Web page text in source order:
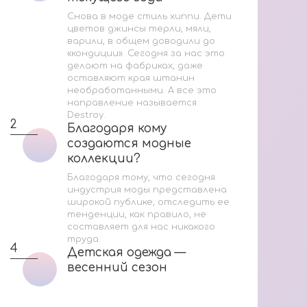
Снова в моде стиль хиппи. Дети
цветов джинсы терли, мяли,
варили, в общем доводили до
«кондиции». Сегодня за нас это
делают на фабриках, даже
оставляют края штанин
необработанными. А все это
направление называется
Destroy.
2
Благодаря кому
создаются модные
коллекции?
Благодаря кому
создаются модные
коллекции?
Благодаря тому, что сегодня
индустрия моды представлена
широкой публике, отследить ее
тенденции, как правило, не
составляет для нас никакого
труда.
4
Детская одежда —
весенний сезон
Детская одежда —
весенний сезон